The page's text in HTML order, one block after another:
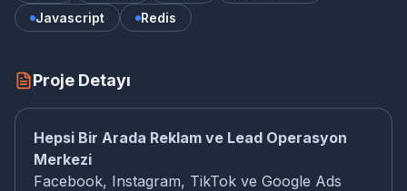
Javascript
Redis
Proje Detayı
Hepsi Bir Arada Reklam ve Lead Operasyon
Merkezi
Facebook, Instagram, TikTok ve Google Ads